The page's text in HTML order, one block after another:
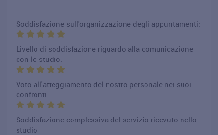
Soddisfazione sull'organizzazione degli appuntamenti:
Livello di soddisfazione riguardo alla comunicazione
con lo studio:
Voto all'atteggiamento del nostro personale nei suoi
confronti:
Soddisfazione complessiva del servizio ricevuto nello
studio